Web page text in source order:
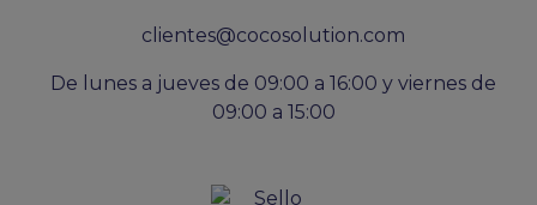
clientes@cocosolution.com
De lunes a jueves de 09:00 a 16:00 y viernes de
09:00 a 15:00